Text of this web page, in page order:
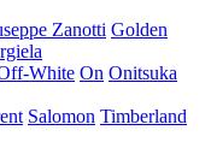
Zanotti Golden
White On Onitsuka
Salomon Timberland